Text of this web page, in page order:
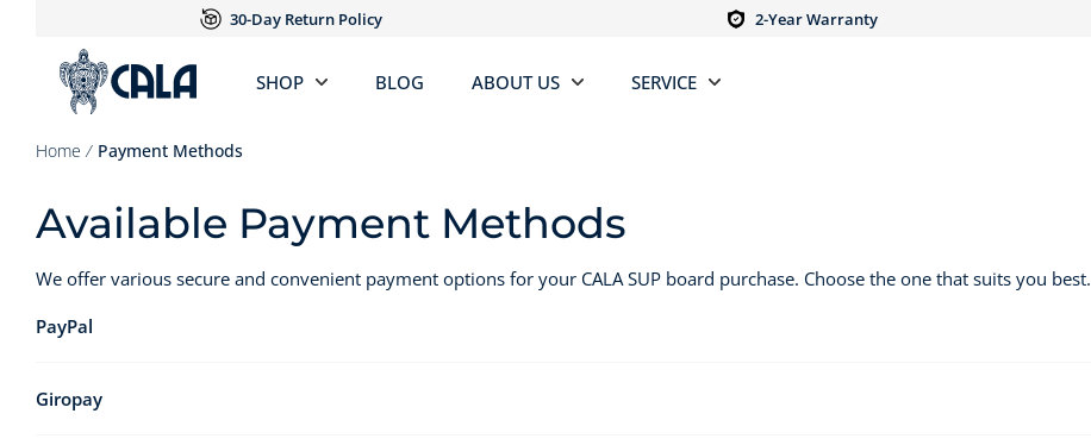
30-Day Return Policy 2-Year Warranty
SHOP BLOG ABOUT US SERVICE
Home ⁄ Payment Methods
Available Payment Methods
We offer various secure and convenient payment options for your CALA SUP board purchase. Choose the one that suits you best.
PayPal
Giropay